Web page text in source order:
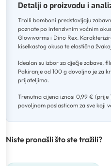
Detalji o proizvodu i
Trolli bomboni predstavljaju
poznate po intenzivnim voćnim
Glowworms i Dino Rex.
kiselkastog okusa te elastična
Idealan su izbor za dječje zabave,
Pakiranje od 100 g dovoljno je za
prijateljima.
Trenutna cijena iznosi 0,99 €
povoljnom poslasticom za sve koji
Niste pronašli što ste tražili?